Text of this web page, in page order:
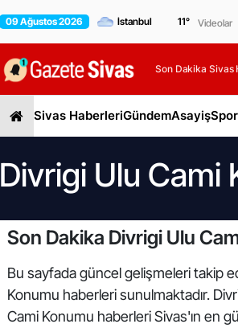
09 Ağustos 2026 11° Videolar
Son Dakika Sivas
Sivas HaberleriGündemAsayişSpor
Divrigi Ulu Cami
Son Dakika Divrigi Ulu
Bu sayfada güncel gelişmeleri takip
Konumu haberleri sunulmaktadır.
Cami Konumu haberleri Sivas'ın en